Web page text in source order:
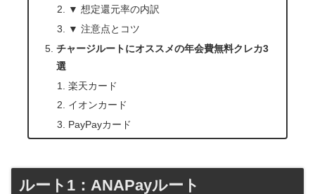
▼ 想定還元率の内訳
▼ 注意点とコツ
チャージルートにオススメの年会費無料クレカ3
選
楽天カード
イオンカード
PayPayカード
ルート1：ANAPayルート